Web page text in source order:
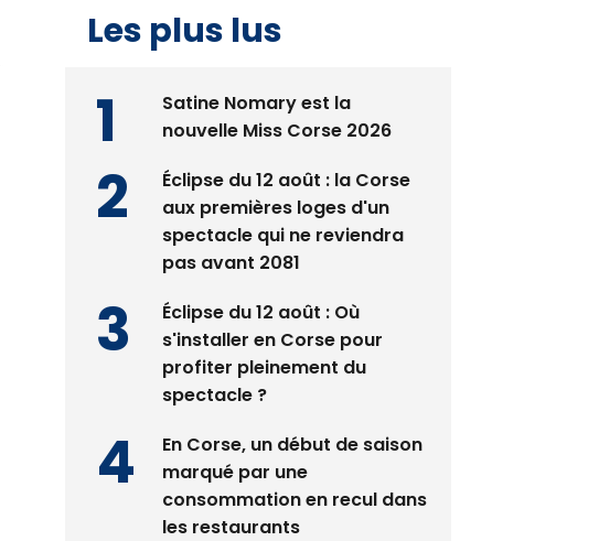
Les plus lus
nouvelle Miss Corse 2026
Éclipse du 12 août : la Corse
aux premières loges d'un
pas avant 2081
Éclipse du 12 août : Où
s'installer en Corse pour
spectacle ?
En Corse, un début de saison
marqué par une